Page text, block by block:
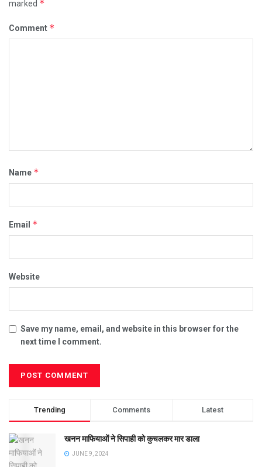
marked *
Comment *
Name *
Email *
Website
Save my name, email, and website in this browser for the
next time I comment.
Trending Comments Latest
खनन माफियाओं ने सिपाही को कुचलकर मार डाला
JUNE 9, 2024